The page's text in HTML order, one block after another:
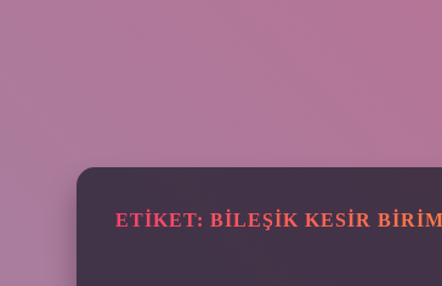
ETIKET: BILEŞIK KESIR